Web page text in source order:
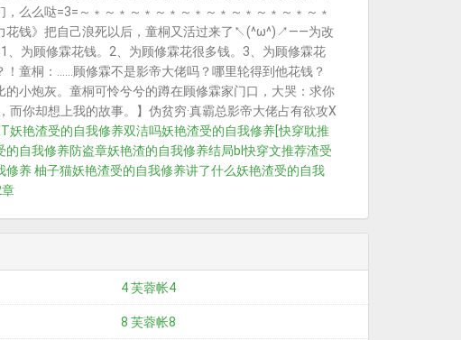
么么哒=3=～﹡～﹡～﹡～﹡～﹡～﹡～﹡～﹡～﹡～﹡
花钱》把自己浪死以后，童桐又活过来了↖(^ω^)↗——为改
为顾修霖花钱。2、为顾修霖花很多钱。3、为顾修霖花
童桐：……顾修霖不是影帝大佬吗？哪里轮得到他花钱？
小炮灰。童桐可怜兮兮的蹲在顾修霖家门口，大哭：求你
你却想上我的故事。】伪贫穷·真霸总影帝大佬占有欲攻X
妖艳渣受的自我修养双洁吗妖艳渣受的自我修养[快穿耽推
的自我修养防盗章妖艳渣的自我修养结局bl快穿文推荐渣受
修养 柚子猫妖艳渣受的自我修养讲了什么妖艳渣受的自我
4 芙蓉帐4
8 芙蓉帐8